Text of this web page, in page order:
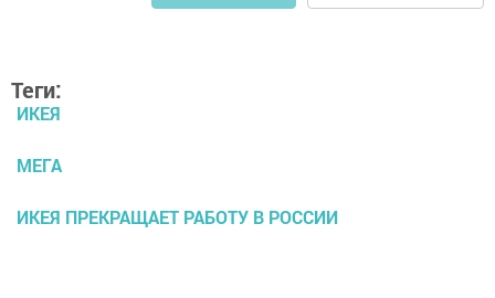
Теги:
ИКЕЯ
МЕГА
ИКЕЯ ПРЕКРАЩАЕТ РАБОТУ В РОССИИ